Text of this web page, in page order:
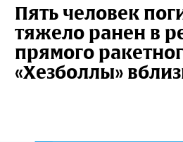
Пять человек
тяжело ранен в
прямого
«Хезболлы»